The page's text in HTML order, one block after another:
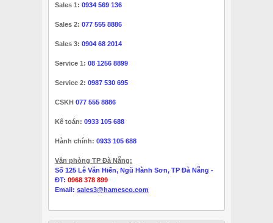
Sales 1: 0934 569 136
Sales 2: 077 555 8886
Sales 3: 0904 68 2014
Service 1: 08 1256 8899
Service 2: 0987 530 695
CSKH 077 555 8886
Kế toán: 0933 105 688
Hành chính: 0933 105 688
Văn phòng TP Đà Nẵng:
Số 125 Lê Văn Hiến, Ngũ Hành Sơn, TP Đà Nẵng -
ĐT: 0968 378 899
Email: sales3@hamesco.com